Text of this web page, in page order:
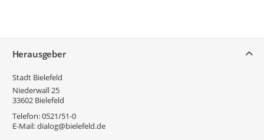
Herausgeber
Stadt Bielefeld
Niederwall 25
33602 Bielefeld
Telefon:0521/51-0
E-Mail:dialog@bielefeld.de